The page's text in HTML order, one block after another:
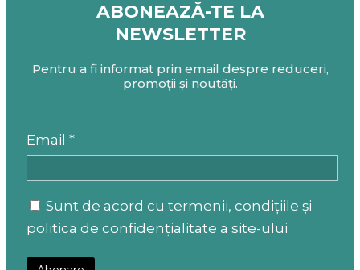
ABONEAZĂ-TE LA
NEWSLETTER
Pentru a fi informat prin email despre reduceri,
promoții și noutăți.
Email *
Sunt de acord cu termenii, condițiile și
politica de confidențialitate a site-ului